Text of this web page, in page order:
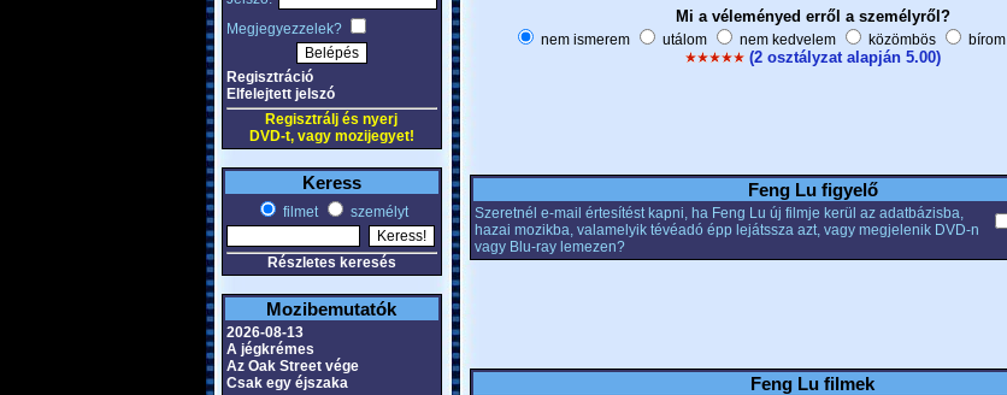
Megjegyezzelek?
Regisztráció
Elfelejtett jelszó
Regisztrálj és nyerj
DVD-t, vagy mozijegyet!
Keress
filmet személyt
Részletes keresés
Mozibemutatók
2026-08-13
A jégkrémes
Az Oak Street vége
Csak egy éjszaka
Mi a véleményed erről a személyről?
nem ismerem utálom nem kedvelem közömbös bírom
(2 osztályzat alapján 5.00)
Feng Lu figyelő
Szeretnél e-mail értesítést kapni, ha Feng Lu új filmje kerül az adatbázisba,
hazai mozikba, valamelyik tévéadó épp lejátssza azt, vagy megjelenik DVD-n
vagy Blu-ray lemezen?
Feng Lu filmek